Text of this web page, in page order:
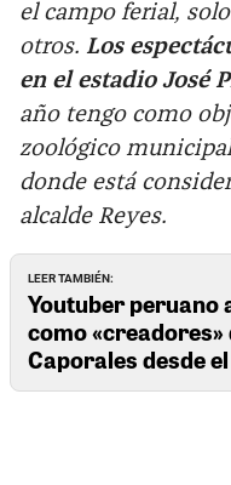
el campo ferial,
otros. Los
en el estadio José
año tengo como
zoológico
donde está
alcalde Reyes.
LEER TAMBIÉN:
Youtuber peruano
como «creadores»
Caporales desde